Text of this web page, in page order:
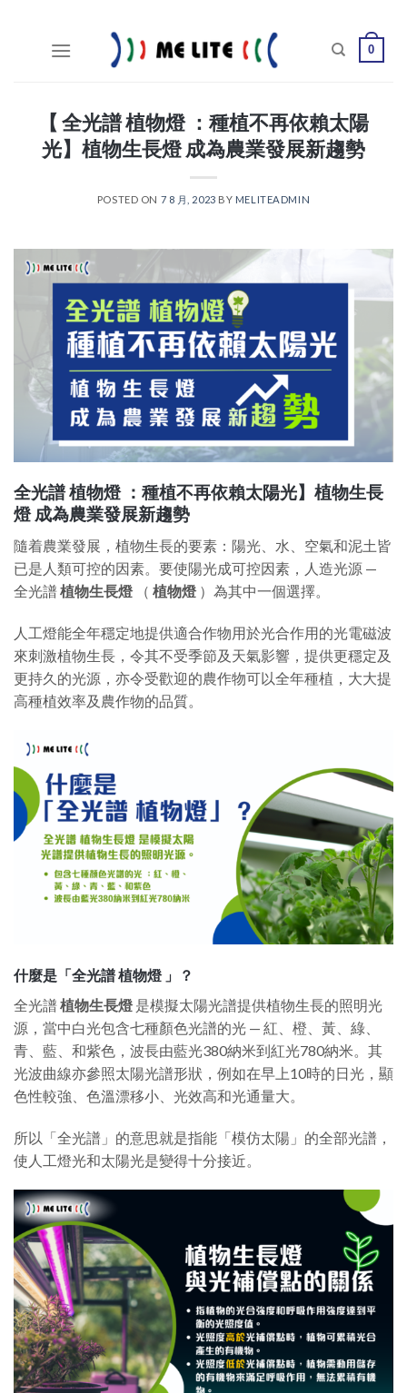
0
【 全光譜 植物燈 ：種植不再依賴太陽
光】植物生長燈 成為農業發展新趨勢
POSTED ON 7 8 月, 2023 BY MELITEADMIN
全光譜 植物燈 ：種植不再依賴太陽光】植物生長
燈 成為農業發展新趨勢
隨着農業發展，植物生長的要素：陽光、水、空氣和泥土皆
已是人類可控的因素。要使陽光成可控因素，人造光源 —
全光譜植物生長燈（ 植物燈 ）為其中一個選擇。
人工燈能全年穩定地提供適合作物用於光合作用的光電磁波
來刺激植物生長，令其不受季節及天氣影響，提供更穩定及
更持久的光源，亦令受歡迎的農作物可以全年種植，大大提
高種植效率及農作物的品質。
什麼是「全光譜 植物燈 」？
全光譜植物生長燈是模擬太陽光譜提供植物生長的照明光
源，當中白光包含七種顏色光譜的光 — 紅、橙、黃、綠、
青、藍、和紫色，波長由藍光380納米到紅光780納米。其
光波曲線亦參照太陽光譜形狀，例如在早上10時的日光，顯
色性較強、色溫漂移小、光效高和光通量大。
所以「全光譜」的意思就是指能「模仿太陽」的全部光譜，
使人工燈光和太陽光是變得十分接近。